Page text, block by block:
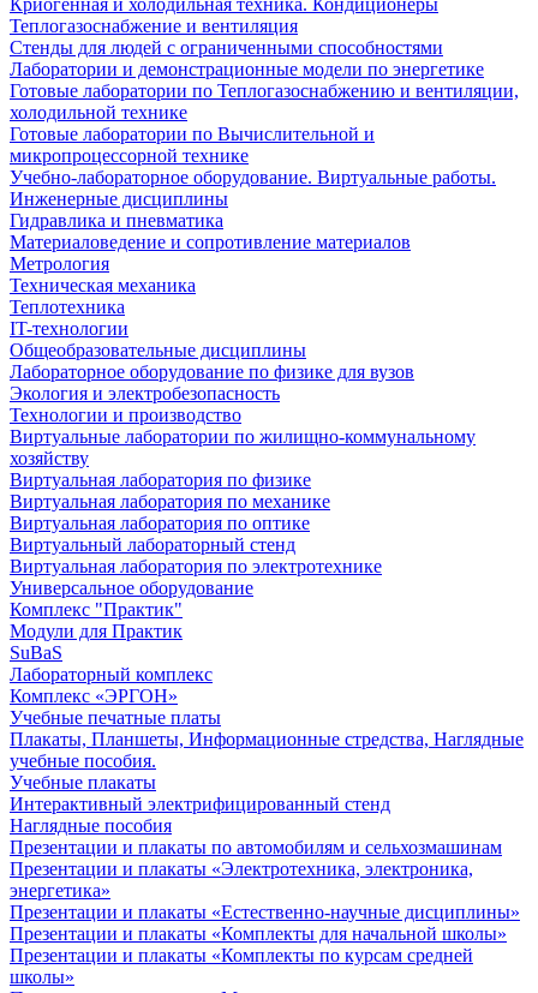
Криогенная и холодильная техника. Кондиционеры
Теплогазоснабжение и вентиляция
Стенды для людей с ограниченными способностями
Лаборатории и демонстрационные модели по энергетике
Готовые лаборатории по Теплогазоснабжению и вентиляции,
холодильной технике
Готовые лаборатории по Вычислительной и
микропроцессорной технике
Учебно-лабораторное оборудование. Виртуальные работы.
Инженерные дисциплины
Гидравлика и пневматика
Материаловедение и сопротивление материалов
Метрология
Техническая механика
Теплотехника
IT-технологии
Общеобразовательные дисциплины
Лабораторное оборудование по физике для вузов
Экология и электробезопасность
Технологии и производство
Виртуальные лаборатории по жилищно-коммунальному
хозяйству
Виртуальная лаборатория по физике
Виртуальная лаборатория по механике
Виртуальная лаборатория по оптике
Виртуальный лабораторный стенд
Виртуальная лаборатория по электротехнике
Универсальное оборудование
Комплекс "Практик"
Модули для Практик
SuBaS
Лабораторный комплекс
Комплекс «ЭРГОН»
Учебные печатные платы
Плакаты, Планшеты, Информационные стредства, Наглядные
учебные пособия.
Учебные плакаты
Интерактивный электрифицированный стенд
Наглядные пособия
Презентации и плакаты по автомобилям и сельхозмашинам
Презентации и плакаты «Электротехника, электроника,
энергетика»
Презентации и плакаты «Естественно-научные дисциплины»
Презентации и плакаты «Комплекты для начальной школы»
Презентации и плакаты «Комплекты по курсам средней
школы»